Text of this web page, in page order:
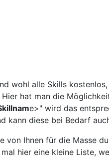
wohl alle Skills
hat man die
e>" wird das
kann diese bei Bedarf
Ihnen für die Masse
hier eine kleine Liste,